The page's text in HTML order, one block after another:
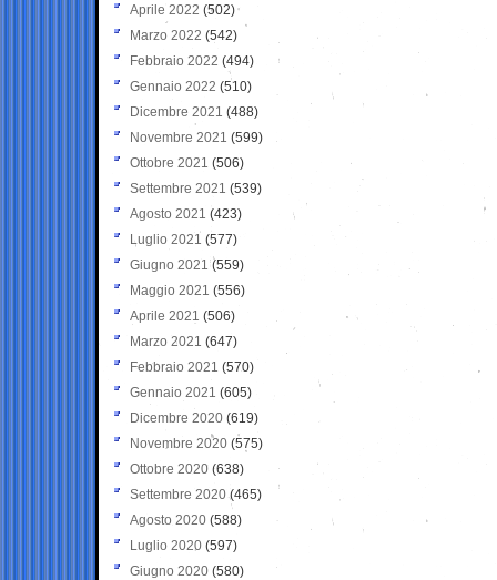
Aprile 2022 (502)
Marzo 2022 (542)
Febbraio 2022 (494)
Gennaio 2022 (510)
Dicembre 2021 (488)
Novembre 2021 (599)
Ottobre 2021 (506)
Settembre 2021 (539)
Agosto 2021 (423)
Luglio 2021 (577)
Giugno 2021(559)
Maggio 2021 (556)
Aprile 2021 (506)
Marzo 2021 (647)
Febbraio 2021 (570)
Gennaio 2021 (605)
Dicembre 2020 (619)
Novembre 2020 (575)
Ottobre 2020 (638)
Settembre 2020(465)
Agosto 2020 (588)
Luglio 2020 (597)
Giugno 2020 (580)